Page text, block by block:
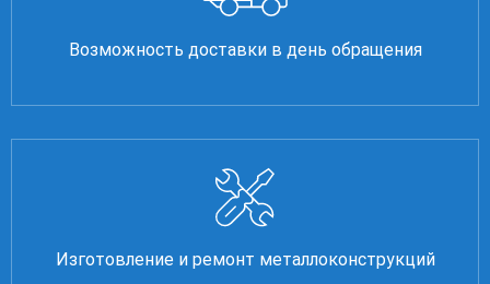
Возможность доставки в день обращения
Изготовление и ремонт металлоконструкций